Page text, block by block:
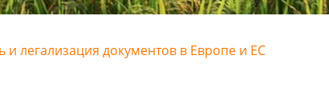
и легализация документов в Европе и ЕС